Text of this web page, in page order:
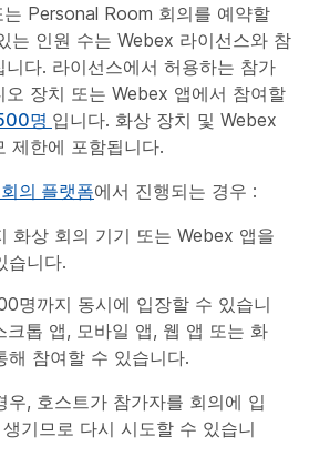
Personal Room 회의를 예약할
는 인원 수는 Webex 라이선스와 참
다. 라이선스에서 허용하는 참가
오 장치 또는 Webex 앱에서 참여할
명 입니다. 화상 장치 및 Webex
제한에 포함됩니다.
의 플랫폼에서 진행되는 경우 :
화상 회의 기기 또는 Webex 앱을
습니다.
명까지 동시에 입장할 수 있습니
크톱 앱, 모바일 앱, 웹 앱 또는 화
해 참여할 수 있습니다.
우, 호스트가 참가자를 회의에 입
기므로 다시 시도할 수 있습니